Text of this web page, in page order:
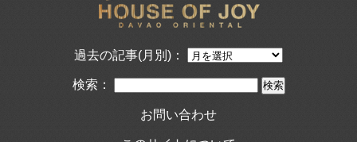
過去の記事(月別)：
検索：
お問い合わせ